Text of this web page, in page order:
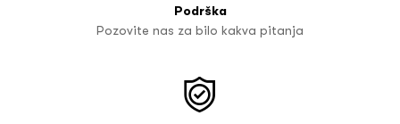
Podrška
Pozovite nas za bilo kakva pitanja